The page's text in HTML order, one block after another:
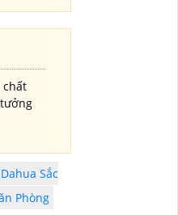
chất
Sắc
Phòng